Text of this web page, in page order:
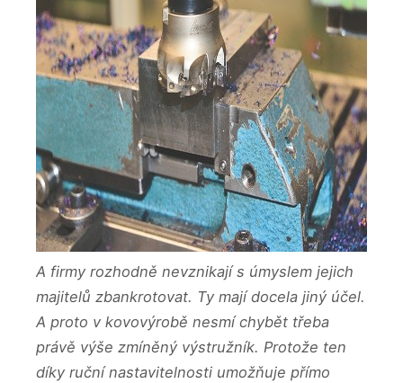
A firmy rozhodně nevznikají s úmyslem jejich
majitelů zbankrotovat. Ty mají docela jiný účel.
A proto v kovovýrobě nesmí chybět třeba
právě výše zmíněný výstružník. Protože ten
díky ruční nastavitelnosti umožňuje přímo